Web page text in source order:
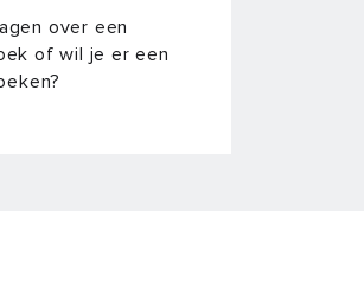
over een
of wil je er een